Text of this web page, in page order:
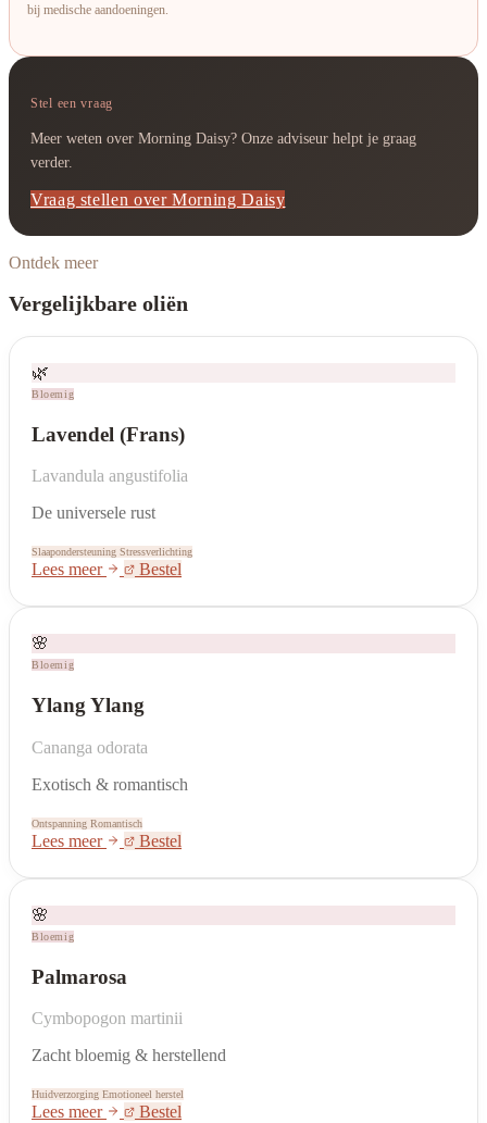
bij medische aandoeningen.
Stel een vraag
Meer weten over Morning Daisy? Onze adviseur helpt je graag
verder.
Vraag stellen over Morning Daisy
Ontdek meer
Vergelijkbare oliën
🌿
Bloemig
Lavendel (Frans)
Lavandula angustifolia
De universele rust
Slaapondersteuning Stressverlichting
Lees meer Bestel
🌸
Bloemig
Ylang Ylang
Cananga odorata
Exotisch & romantisch
Ontspanning Romantisch
Lees meer Bestel
🌸
Bloemig
Palmarosa
Cymbopogon martinii
Zacht bloemig & herstellend
Huidverzorging Emotioneel herstel
Lees meer Bestel